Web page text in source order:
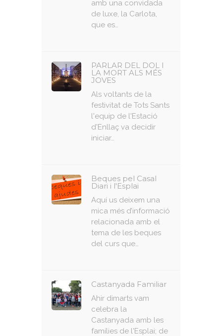
amb una convidada
de luxe, la Carlota,
que es…
PARLAR DEL DOL I
LA MORT ALS MÉS
JOVES
Als voltants de la
festivitat de Tots Sants
l'equip de l'Estació
d'Enllaç va decidir
iniciar…
Beques pel Casal
Diari i l'Esplai
Aquí us deixem una
mica més d’informació
relacionada amb el
tema de les beques
del curs que…
Castanyada Familiar
Ahir dimarts vam
celebra la
Castanyada amb les
famílies de l'Esplai; de